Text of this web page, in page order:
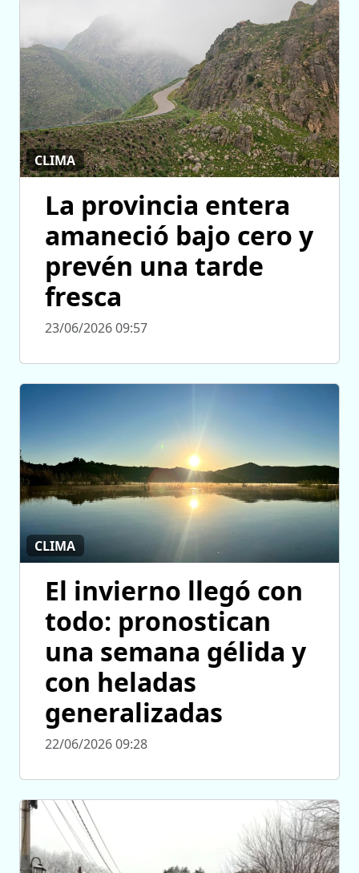
CLIMA
La provincia entera
amaneció bajo cero y
prevén una tarde
fresca
23/06/2026 09:57
CLIMA
El invierno llegó con
todo: pronostican
una semana gélida y
con heladas
generalizadas
22/06/2026 09:28